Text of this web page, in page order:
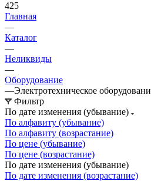
425
Главная
—
Каталог
—
Неликвиды
—
Оборудование
—Электротехническое
Фильтр
По дате изменения (убывание)
По алфавиту (убывание)
По алфавиту (возрастание)
По цене (убывание)
По цене (возрастание)
По дате изменения (убывание)
По дате изменения (возрастание)